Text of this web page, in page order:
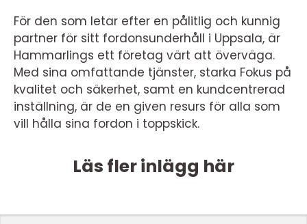
För den som letar efter en pålitlig och kunnig
partner för sitt fordonsunderhåll i Uppsala, är
Hammarlings ett företag värt att överväga.
Med sina omfattande tjänster, starka Fokus på
kvalitet och säkerhet, samt en kundcentrerad
inställning, är de en given resurs för alla som
vill hålla sina fordon i toppskick.
Läs fler inlägg här